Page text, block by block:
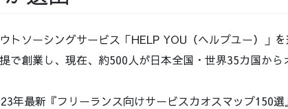
トソーシングサービス「HELP YOU（ヘルプユー）」
で創業し、現在、約500人が日本全国・世界35カ国か
年最新『フリーランス向けサービスカオスマップ150